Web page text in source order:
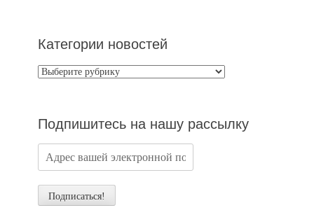
Категории новостей
Категории
Подпишитесь на нашу рассылку